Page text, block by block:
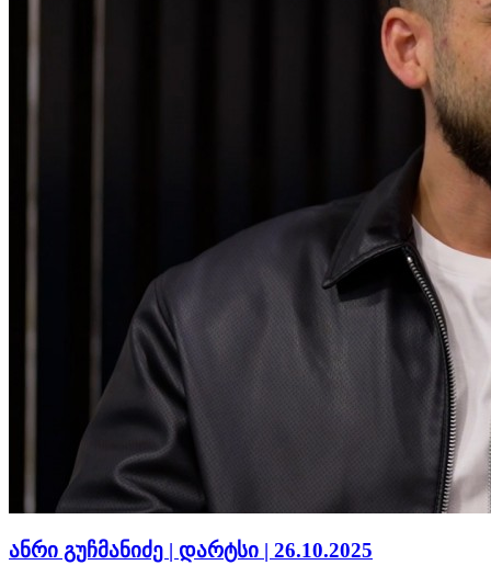
ანრი გუჩმანიძე | დარტსი | 26.10.2025